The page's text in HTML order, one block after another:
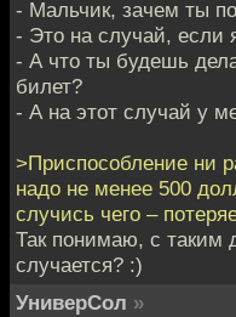
- Мальчик, зачем ты
- Это на случай, если
- А что ты будешь
билет?
- А на этот случай у
>Приспособление ни
надо не менее 500
случись чего –
Так понимаю, с таким
случается? :)
УниверСол »